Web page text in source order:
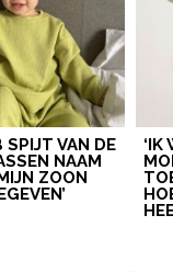
SPIJT VAN DE
NAAM
ZOON
‘IK